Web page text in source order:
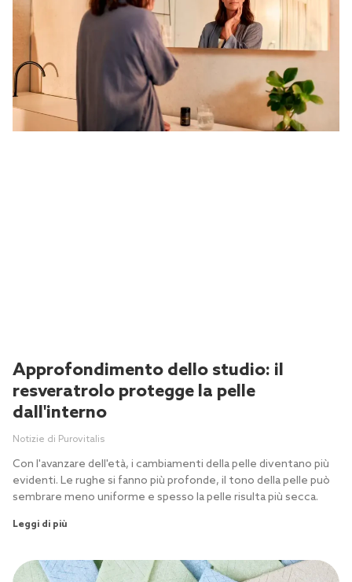
Approfondimento dello studio: il
resveratrolo protegge la pelle
dall'interno
Notizie di Purovitalis
Con l'avanzare dell'età, i cambiamenti della pelle diventano più
evidenti. Le rughe si fanno più profonde, il tono della pelle può
sembrare meno uniforme e spesso la pelle risulta più secca.
Leggi di più